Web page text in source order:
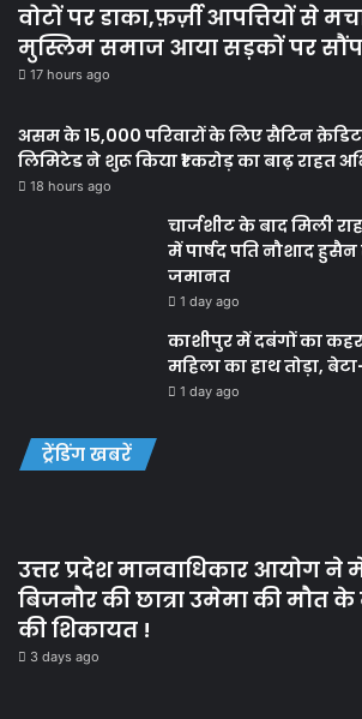
वोटों पर डाका,फ़र्ज़ी आपत्तियों से
मुस्लिम समाज आया सड़कों पर
17 hours ago
असम के 15,000 परिवारों के लिए सैटिन
लिमिटेड ने शुरू किया ₹1 करोड़ का बाढ़ राहत
18 hours ago
चार्जशीट के बाद मिली
में पार्षद पति नौशाद
जमानत
1 day ago
काशीपुर में दबंगों का
महिला का हाथ तोड़ा,
1 day ago
ट्रेंडिंग खबरें
उत्तर प्रदेश मानवाधिकार आयोग ने
बिजनौर की छात्रा उमेमा की मौत
की शिकायत !
3 days ago